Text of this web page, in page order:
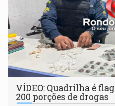
VÍDEO: Quadrilha é
200 porções de drogas